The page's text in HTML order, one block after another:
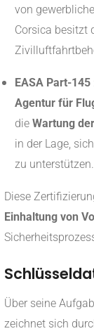
von
Corsica besitzt
EASA Part-145
Agentur für
die Wartung
in der Lage,
zu unterstützen.
Diese
Einhaltung von
Über seine
zeichnet sich